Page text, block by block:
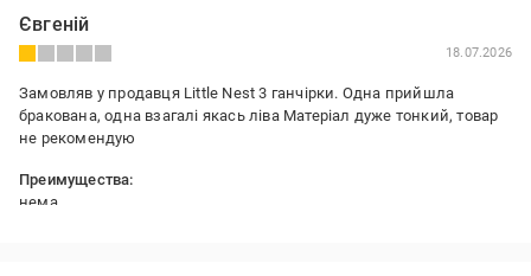
Євгеній
18.07.2026
Замовляв у продавця Little Nest 3 ганчірки. Одна прийшла
бракована, одна взагалі якась ліва Матеріал дуже тонкий, товар
не рекомендую
Преимущества:
нема